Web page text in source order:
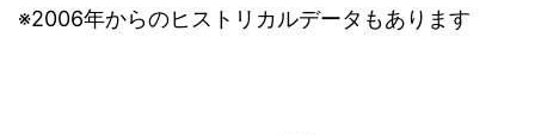
※2006年からのヒストリカルデータもあります